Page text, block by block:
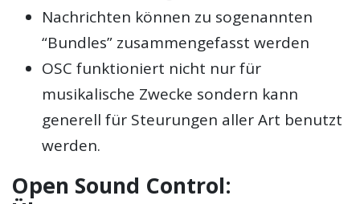
Nachrichten können zu sogenannten
“Bundles” zusammengefasst werden
OSC funktioniert nicht nur für
musikalische Zwecke sondern kann
generell für Steurungen aller Art benutzt
werden.
Open Sound Control: